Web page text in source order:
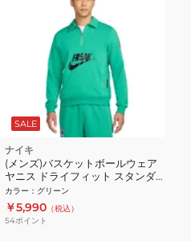
SALE
ナイキ
(メンズ)バスケットボールウェア
ヤニス ドライフィット スタンダ
ード イシュー 1/4ジップ トップ
FZ0929-324
カラー ： グリーン
￥5,990 （税込）
54ポイント